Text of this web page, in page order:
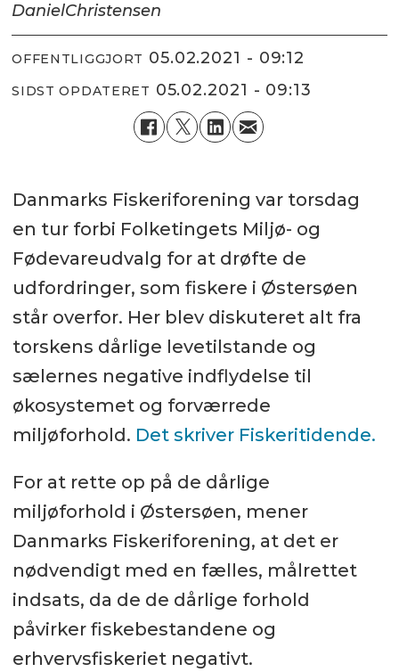
DanielChristensen
OFFENTLIGGJORT 05.02.2021 - 09:12
SIDST OPDATERET 05.02.2021 - 09:13
Danmarks Fiskeriforening var torsdag
en tur forbi Folketingets Miljø- og
Fødevareudvalg for at drøfte de
udfordringer, som fiskere i Østersøen
står overfor. Her blev diskuteret alt fra
torskens dårlige levetilstande og
sælernes negative indflydelse til
økosystemet og forværrede
miljøforhold. Det skriver Fiskeritidende.
For at rette op på de dårlige
miljøforhold i Østersøen, mener
Danmarks Fiskeriforening, at det er
nødvendigt med en fælles, målrettet
indsats, da de de dårlige forhold
påvirker fiskebestandene og
erhvervsfiskeriet negativt.